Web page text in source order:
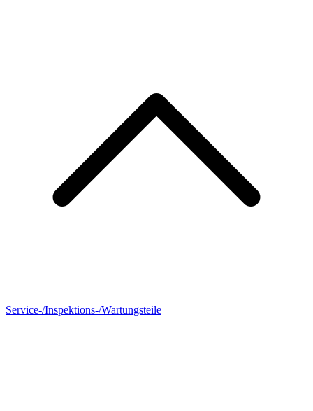
Service-/Inspektions-/Wartungsteile